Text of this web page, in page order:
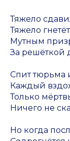
Тяжело
Тяжело
Мутным
За решёткой
Спит тюрьма
Каждый
Только
Ничего не
Но когда